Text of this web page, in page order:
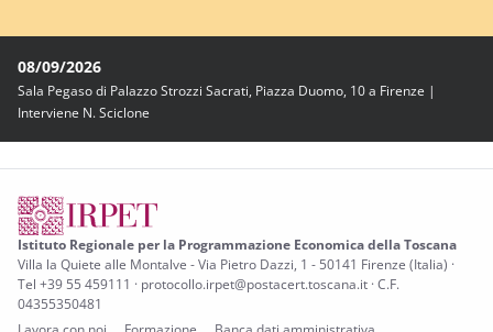
08/09/2026
Sala Pegaso di Palazzo Strozzi Sacrati, Piazza Duomo, 10 a Firenze |
Interviene N. Sciclone
Istituto Regionale per la Programmazione Economica della Toscana
Villa la Quiete alle Montalve - Via Pietro Dazzi, 1 - 50141 Firenze (Italia) ·
Tel +39 55 459111 · protocollo.irpet@postacert.toscana.it · C.F.
04355350481